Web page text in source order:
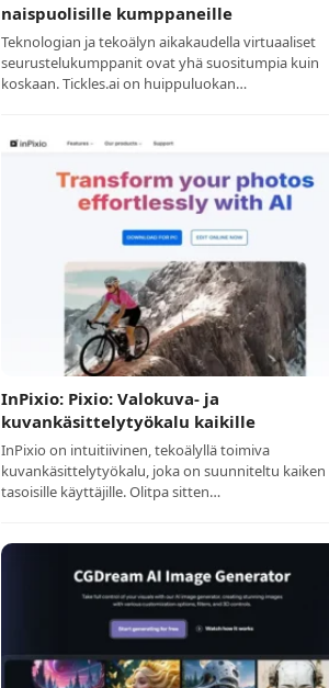
naispuolisille kumppaneille
Teknologian ja tekoälyn aikakaudella virtuaaliset
seurustelukumppanit ovat yhä suositumpia kuin
koskaan. Tickles.ai on huippuluokan…
InPixio: Pixio: Valokuva- ja
kuvankäsittelytyökalu kaikille
InPixio on intuitiivinen, tekoälyllä toimiva
kuvankäsittelytyökalu, joka on suunniteltu kaiken
tasoisille käyttäjille. Olitpa sitten…